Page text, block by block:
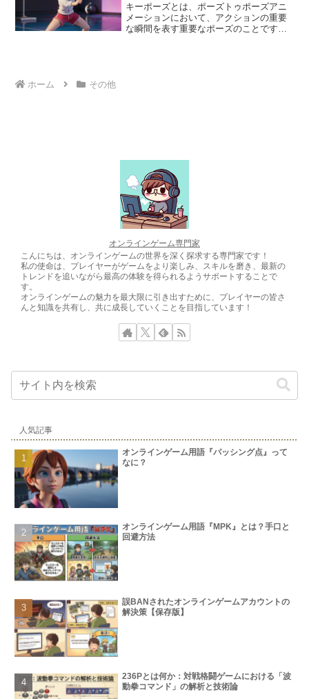
キーポーズとは、ポーズトゥポーズアニ
メーションにおいて、アクションの重要
な瞬間を表す重要なポーズのことです。
ホーム その他
オンラインゲーム専門家
こんにちは、オンラインゲームの世界を深く探求する専門家です！
私の使命は、プレイヤーがゲームをより楽しみ、スキルを磨き、最新の
トレンドを追いながら最高の体験を得られるようサポートすることで
す。
オンラインゲームの魅力を最大限に引き出すために、プレイヤーの皆さ
んと知識を共有し、共に成長していくことを目指しています！
人気記事
オンラインゲーム用語『パッシング点』って
なに？
オンラインゲーム用語『MPK』とは？手口と
回避方法
誤BANされたオンラインゲームアカウントの
解決策【保存版】
236Pとは何か：対戦格闘ゲームにおける「波
動拳コマンド」の解析と技術論